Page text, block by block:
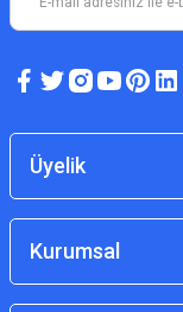
Üyelik
Kurumsal